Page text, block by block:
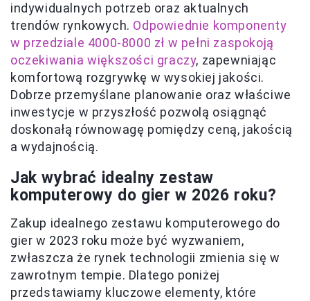
indywidualnych potrzeb oraz aktualnych
trendów rynkowych. Odpowiednie komponenty
w przedziale 4000-8000 zł w pełni zaspokoją
oczekiwania większości graczy, zapewniając
komfortową rozgrywkę w wysokiej jakości.
Dobrze przemyślane planowanie oraz właściwe
inwestycje w przyszłość pozwolą osiągnąć
doskonałą równowagę pomiędzy ceną, jakością
a wydajnością.
Jak wybrać idealny zestaw
komputerowy do gier w 2026 roku?
Zakup idealnego zestawu komputerowego do
gier w 2023 roku może być wyzwaniem,
zwłaszcza że rynek technologii zmienia się w
zawrotnym tempie. Dlatego poniżej
przedstawiamy kluczowe elementy, które